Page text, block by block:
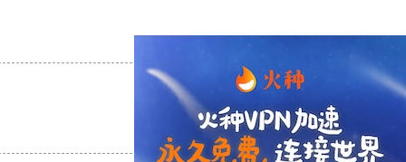
支持 [0] 反对[0]